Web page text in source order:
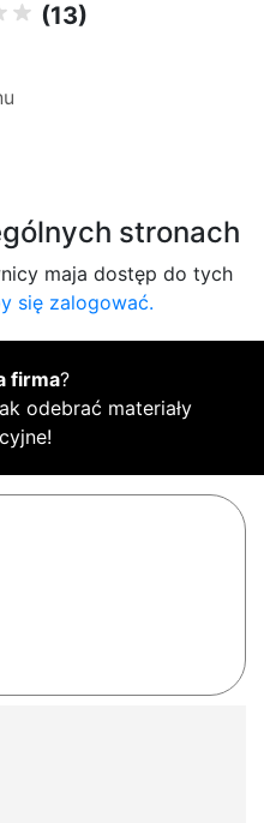
(13)
stronach
maja dostęp do tych
się zalogować.
firma?
odebrać materiały